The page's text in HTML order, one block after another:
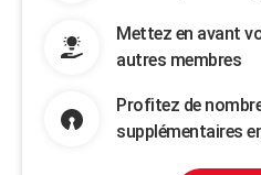
Mettez en avant
autres membres
Profitez de
supplémentaires